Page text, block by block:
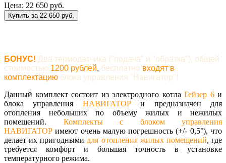
Цена: 22 650 руб.
Купить за 22 650 руб.
БОНУС! Два термодатчика ("подача" и "обратка"), общей
стоимостью 1200 рублей, бесплатно входят в
комплектацию блока управления "Навигатор"!
Данный комплект состоит из электродного котла Гейзер 6и
блока управления НАВИГАТОРи предназначен для
отопления небольших по объему жилых и нежилых
помещений. Комплекты с блоком управления
НАВИГАТОР имеют очень малую погрешность (+/- 0,5°), что
делает их пригодными для отопления жилых помещений, где
требуется комфорт и большая точность в установке
температурного режима.